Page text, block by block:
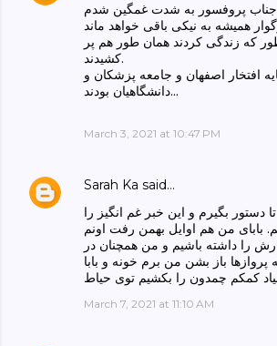
پروفسور به شدت غمگین شدم
همیشه به نیکی باقی خواهد ماند
که زندگی کردند همان طور هم پر
کشیدند.
افتخار اصفهان و جامعه پزشکان و
دانشگاهیان بودند...
March 3, 2021 at 10:47 PM
Sarah Ka said…
دستور بگیرم و این خبر غم انگیز را
بابای من هم اوایل بهمن رفت اونم
را داشته باشیم و من همچنان در
پروازها باز بشن من برم خونه و بابا
کمکم چمدون را بکشیم توی حیاط
March 7, 2021 at 11:10 AM